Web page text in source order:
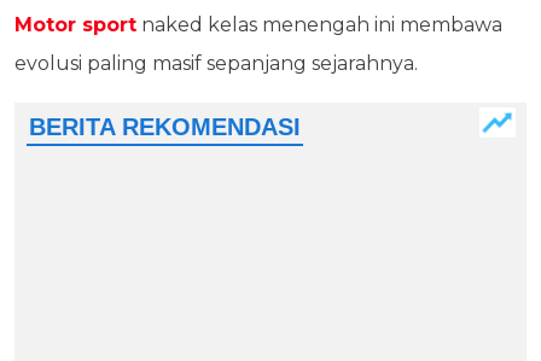
Motor sport naked kelas menengah ini membawa
evolusi paling masif sepanjang sejarahnya.